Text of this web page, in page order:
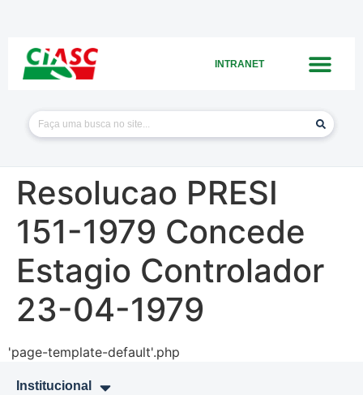
INTRANET
Resolucao PRESI
151-1979 Concede
Estagio Controlador
23-04-1979
'page-template-default'.php
Institucional